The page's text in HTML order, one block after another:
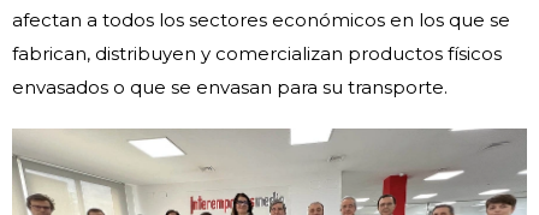
afectan a todos los sectores económicos en los que se
fabrican, distribuyen y comercializan productos físicos
envasados o que se envasan para su transporte.